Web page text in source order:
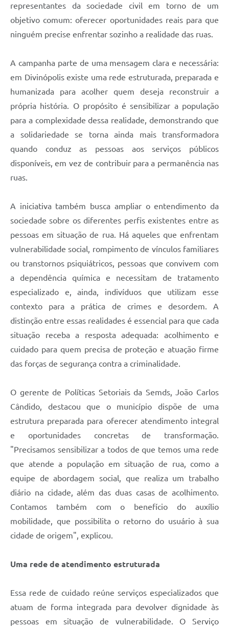
representantes da sociedade civil em torno de um
objetivo comum: oferecer oportunidades reais para que
ninguém precise enfrentar sozinho a realidade das ruas.
A campanha parte de uma mensagem clara e necessária:
em Divinópolis existe uma rede estruturada, preparada e
humanizada para acolher quem deseja reconstruir a
própria história. O propósito é sensibilizar a população
para a complexidade dessa realidade, demonstrando que
a solidariedade se torna ainda mais transformadora
quando conduz as pessoas aos serviços públicos
disponíveis, em vez de contribuir para a permanência nas
ruas.
A iniciativa também busca ampliar o entendimento da
sociedade sobre os diferentes perfis existentes entre as
pessoas em situação de rua. Há aqueles que enfrentam
vulnerabilidade social, rompimento de vínculos familiares
ou transtornos psiquiátricos, pessoas que convivem com
a dependência química e necessitam de tratamento
especializado e, ainda, indivíduos que utilizam esse
contexto para a prática de crimes e desordem. A
distinção entre essas realidades é essencial para que cada
situação receba a resposta adequada: acolhimento e
cuidado para quem precisa de proteção e atuação firme
das forças de segurança contra a criminalidade.
O gerente de Políticas Setoriais da Semds, João Carlos
Cândido, destacou que o município dispõe de uma
estrutura preparada para oferecer atendimento integral
e oportunidades concretas de transformação.
"Precisamos sensibilizar a todos de que temos uma rede
que atende a população em situação de rua, como a
equipe de abordagem social, que realiza um trabalho
diário na cidade, além das duas casas de acolhimento.
Contamos também com o benefício do auxílio
mobilidade, que possibilita o retorno do usuário à sua
cidade de origem", explicou.
Uma rede de atendimento estruturada
Essa rede de cuidado reúne serviços especializados que
atuam de forma integrada para devolver dignidade às
pessoas em situação de vulnerabilidade. O Serviço